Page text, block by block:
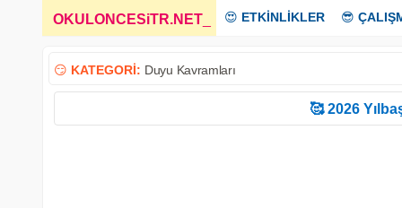
OKULONCESiTR.NET 😍 ETKİNLİKLER 😎
😏 KATEGORİ: Duyu Kavramları
🥰 2026